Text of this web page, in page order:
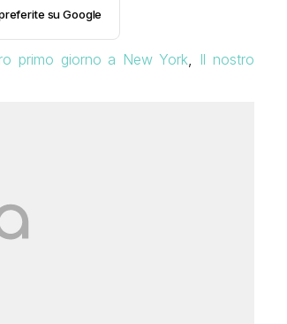
su Google
primo giorno a New York, Il nostro